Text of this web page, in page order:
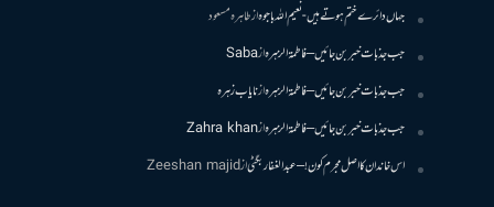
جہاں دائرے ختم ہوتے ہیں- نعیم اللہ باجوہازطاہرہ مسعود
جب جذبات خبر بن جائیں – فاطمۃالزہرہازSaba
جب جذبات خبر بن جائیں – فاطمۃالزہرہازنایاب زہرہ
جب جذبات خبر بن جائیں – فاطمۃالزہرہازZahra khan
اس خاندان کا اصل مجرم کون! – عبدالغفار بگٹیازZeeshan majid